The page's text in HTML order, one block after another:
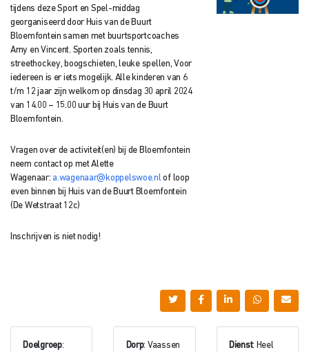
tijdens deze Sport en Spel-middag
georganiseerd door Huis van de Buurt
Bloemfontein samen met buurtsportcoaches
Amy en Vincent. Sporten zoals tennis,
streethockey, boogschieten, leuke spellen, Voor
iedereen is er iets mogelijk. Alle kinderen van 6
t/m 12 jaar zijn welkom op dinsdag 30 april 2024
van 14.00 – 15.00 uur bij Huis van de Buurt
Bloemfontein.
Vragen over de activiteit(en) bij de Bloemfontein
neem contact op met Alette
Wagenaar: a.wagenaar@koppelswoe.nl of loop
even binnen bij Huis van de Buurt Bloemfontein
(De Wetstraat 12c)
Inschrijven is niet nodig!
Doelgroep:
Dorp: Vaassen Dienst: Heel